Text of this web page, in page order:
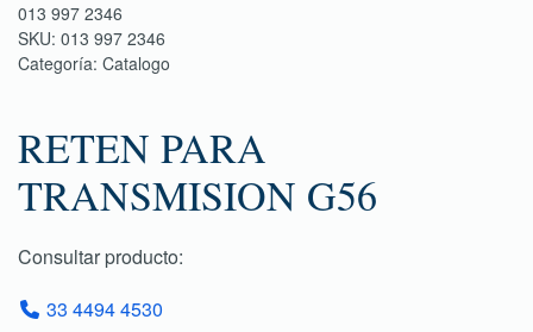
013 997 2346
SKU: 013 997 2346
Categoría: Catalogo
RETEN PARA
TRANSMISION G56
Consultar producto:
33 4494 4530